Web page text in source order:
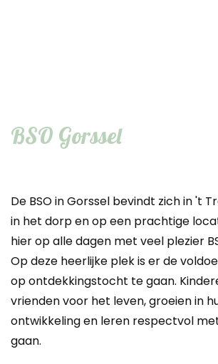
BSO Gorssel
De BSO in Gorssel bevindt zich in 't
in het dorp en op een prachtige
hier op alle dagen met veel plezier
Op deze heerlijke plek is er de
op ontdekkingstocht te gaan.
vrienden voor het leven, groeien in
ontwikkeling en leren respectvol
gaan.